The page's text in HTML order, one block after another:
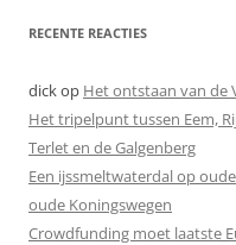
RECENTE REACTIES
dickop Het ontstaan van de
Het tripelpunt tussen Eem,
Terlet en de Galgenberg
Een ijssmeltwaterdal op
oude Koningswegen
Crowdfunding moet laatste